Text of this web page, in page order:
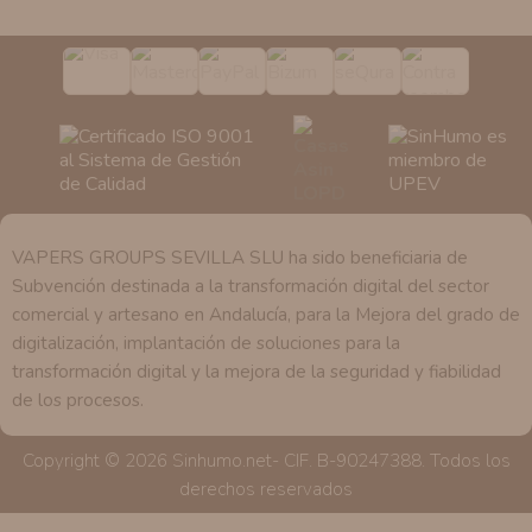
podrá tener conocimiento de la información que le
Derechos:Tiene derecho a saber qué información
tenemos sobre usted, corregirla y eliminarla, tal y como
se explica en la información adicional disponible en
nuestra página web.
VAPERS GROUPS SEVILLA SLU ha sido beneficiaria de
Subvención destinada a la transformación digital del sector
comercial y artesano en Andalucía, para la Mejora del grado de
digitalización, implantación de soluciones para la
transformación digital y la mejora de la seguridad y fiabilidad
de los procesos.
Copyright © 2026 Sinhumo.net- CIF. B-90247388. Todos los
derechos reservados